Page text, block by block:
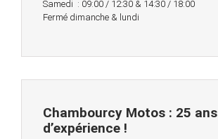
Samedi : 09:00 / 12:30 & 14:30 / 18:00
Fermé dimanche & lundi
Chambourcy Motos : 25 ans
d’expérience !